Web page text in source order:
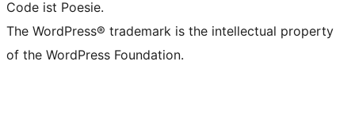
Code ist Poesie.
The WordPress® trademark is the intellectual property
of the WordPress Foundation.